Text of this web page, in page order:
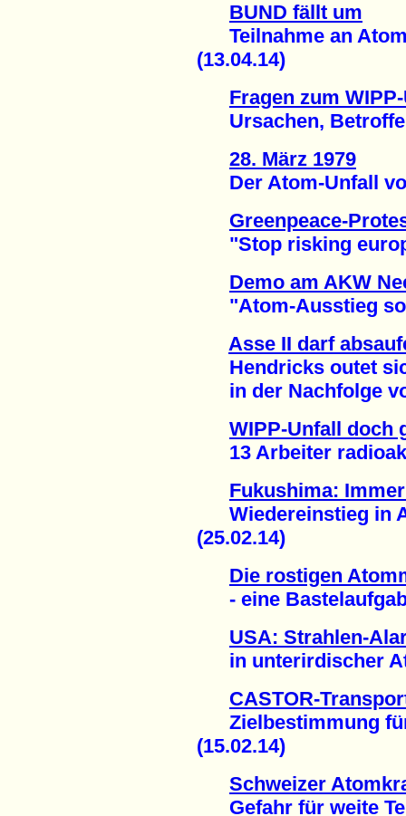
BUND fällt um
Teilnahme an
(13.04.14)
Fragen zum
Ursachen,
28. März 1979
Der Atom-Unfall
Greenpeace-
"Stop risking
Demo am AKW
"Atom-Ausstieg
Asse II darf
Hendricks outet
in der Nachfolge
WIPP-Unfall doch
13 Arbeiter
Fukushima:
Wiedereinstieg in
(25.02.14)
Die rostigen
- eine
USA: Strahlen-
in unterirdischer
CASTOR-
Zielbestimmung
(15.02.14)
Schweizer
Gefahr für weite